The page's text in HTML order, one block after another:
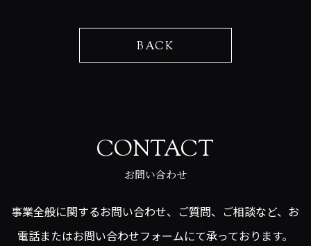
BACK
CONTACT
お問い合わせ
事業全般に関するお問い合わせ、ご質問、ご相談など、お
電話またはお問い合わせフォームにて承っております。